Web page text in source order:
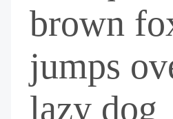
brown
jumps
lazy dog